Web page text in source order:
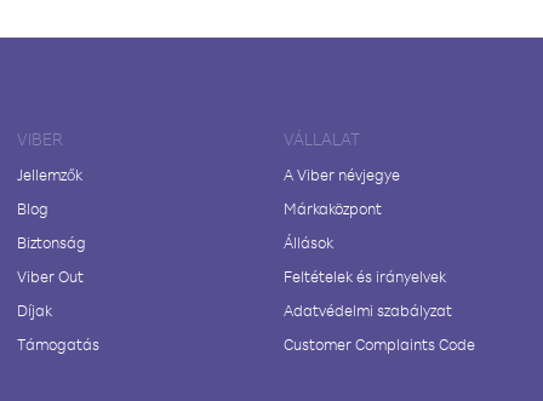
VIBER
Jellemzők
Blog
Biztonság
Viber Out
Díjak
Támogatás
VÁLLALAT
A Viber névjegye
Márkaközpont
Állások
Feltételek és irányelvek
Adatvédelmi szabályzat
Customer Complaints Code